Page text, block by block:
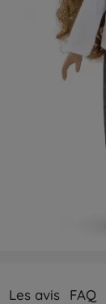
Les avis FAQ